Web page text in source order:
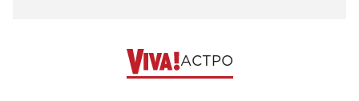
АСТРО